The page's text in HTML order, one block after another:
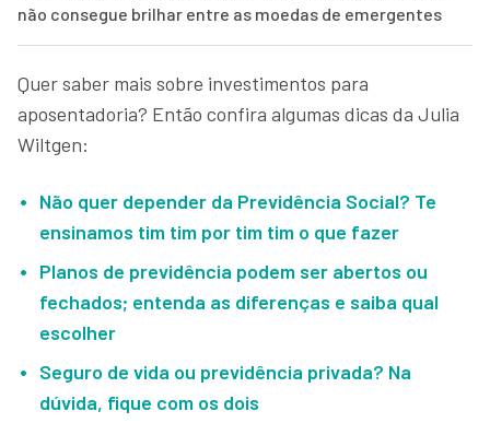
não consegue brilhar entre as moedas de emergentes
Quer saber mais sobre investimentos para
aposentadoria? Então confira algumas dicas da Julia
Wiltgen:
Não quer depender da Previdência Social? Te
ensinamos tim tim por tim tim o que fazer
Planos de previdência podem ser abertos ou
fechados; entenda as diferenças e saiba qual
escolher
Seguro de vida ou previdência privada? Na
dúvida, fique com os dois